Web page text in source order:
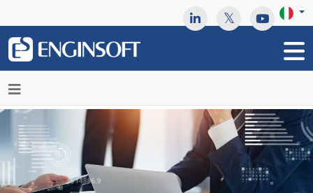
May we use cookies to track your activities? We take your
privacy very seriously. Please see our privacy policy for details
and any questions.